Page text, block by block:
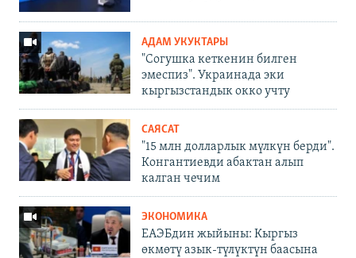
АДАМ УКУКТАРЫ
"Согушка кеткенин билген
эмеспиз". Украинада эки
кыргызстандык окко учту
САЯСАТ
"15 млн долларлык мүлкүн берди".
Конгантиевди абактан алып
калган чечим
ЭКОНОМИКА
ЕАЭБдин жыйыны: Кыргыз
өкмөтү азык-түлүктүн баасына